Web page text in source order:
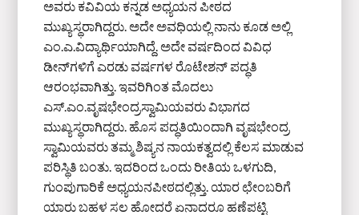
ಅವರು ಕವಿವಿಯ ಕನ್ನಡ ಅಧ್ಯಯನ ಪೀಠದ
ಮುಖ್ಯಸ್ಥರಾಗಿದ್ದರು. ಅದೇ ಅವಧಿಯಲ್ಲಿ ನಾನು ಕೂಡ ಅಲ್ಲಿ
ಎಂ.ಎ.ವಿದ್ಯಾರ್ಥಿಯಾಗಿದ್ದೆ. ಅದೇ ವರ್ಷದಿಂದ ವಿವಿಧ
ಡೀನ್‌ಗಳಿಗೆ ಎರಡು ವರ್ಷಗಳ ರೊಟೇಶನ್ ಪದ್ಧತಿ
ಆರಂಭವಾಗಿತ್ತು. ಇವರಿಗಿಂತ ಮೊದಲು
ಎಸ್.ಎಂ.ವೃಷಭೇಂದ್ರಸ್ವಾಮಿಯವರು ವಿಭಾಗದ
ಮುಖ್ಯಸ್ಥರಾಗಿದ್ದರು. ಹೊಸ ಪದ್ಧತಿಯಿಂದಾಗಿ ವೃಷಭೇಂದ್ರ
ಸ್ವಾಮಿಯವರು ತಮ್ಮ ಶಿಷ್ಯನ ನಾಯಕತ್ವದಲ್ಲಿ ಕೆಲಸ ಮಾಡುವ
ಪರಿಸ್ಥಿತಿ ಬಂತು. ಇದರಿಂದ ಒಂದು ರೀತಿಯ ಒಳಗುದಿ,
ಗುಂಪುಗಾರಿಕೆ ಅಧ್ಯಯನಪೀಠದಲ್ಲಿತ್ತು. ಯಾರ ಛೇಂಬರಿಗೆ
ಯಾರು ಬಹಳ ಸಲ ಹೋದರೆ ಏನಾದರೂ ಹಣೆಪಟ್ಟಿ